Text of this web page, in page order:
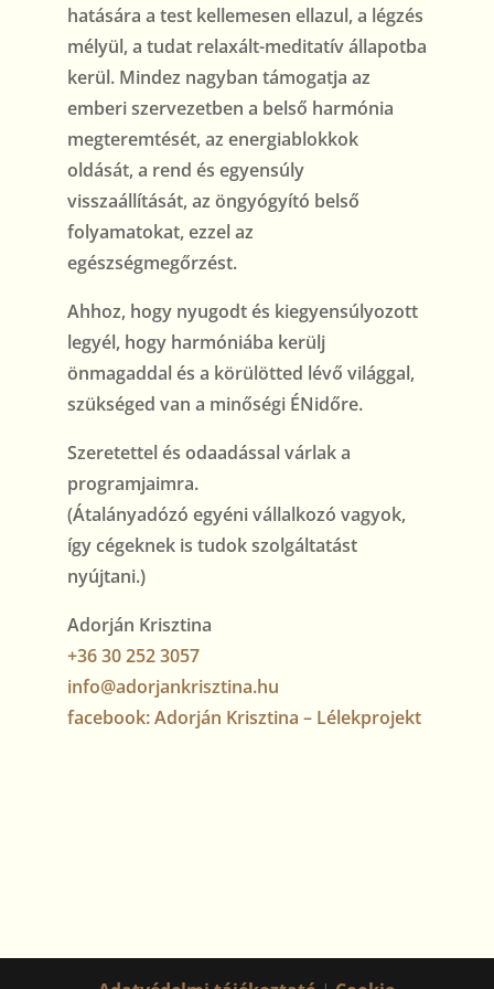
hatására a test kellemesen ellazul, a légzés
mélyül, a tudat relaxált-meditatív állapotba
kerül. Mindez nagyban támogatja az
emberi szervezetben a belső harmónia
megteremtését, az energiablokkok
oldását, a rend és egyensúly
visszaállítását, az öngyógyító belső
folyamatokat, ezzel az
egészségmegőrzést.
Ahhoz, hogy nyugodt és kiegyensúlyozott
legyél, hogy harmóniába kerülj
önmagaddal és a körülötted lévő világgal,
szükséged van a minőségi ÉNidőre.
Szeretettel és odaadással várlak a
programjaimra.
(Átalányadózó egyéni vállalkozó vagyok,
így cégeknek is tudok szolgáltatást
nyújtani.)
Adorján Krisztina
+36 30 252 3057
info@adorjankrisztina.hu
facebook: Adorján Krisztina – Lélekprojekt